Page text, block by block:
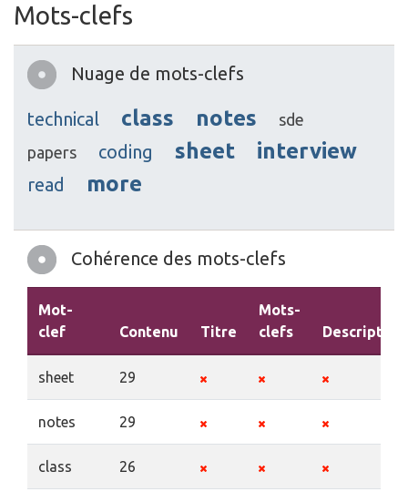
Mots-clefs
Nuage de mots-clefs
technical class notes
sde
papers
coding sheet interview
read more
Cohérence des mots-clefs
Mot-
clef
Contenu Titre
Mots-
clefs
Description
sheet 29
notes 29
class 26